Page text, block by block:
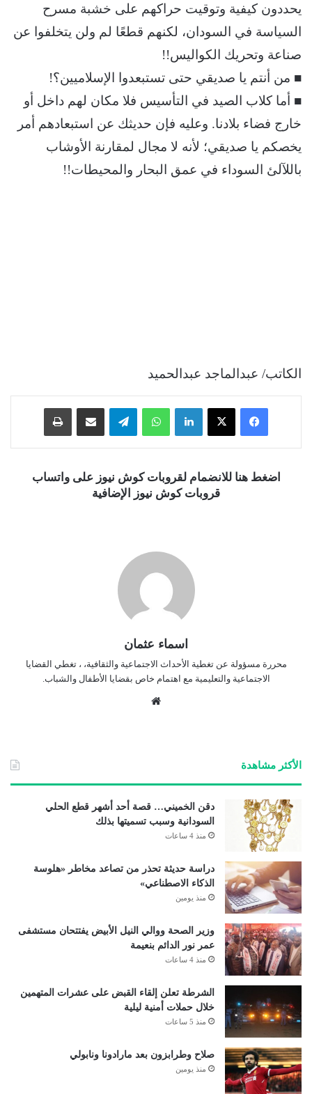
يحددون كيفية وتوقيت حراكهم على خشبة مسرح
السياسة في السودان، لكنهم قطعًا لم ولن يتخلفوا عن
صناعة وتحريك الكواليس!!
■ من أنتم يا صديقي حتى تستبعدوا الإسلاميين؟!
■ أما كلاب الصيد في التأسيس فلا مكان لهم داخل أو
خارج فضاء بلادنا. وعليه فإن حديثك عن استبعادهم أمر
يخصكم يا صديقي؛ لأنه لا مجال لمقارنة الأوشاب
باللآلئ السوداء في عمق البحار والمحيطات!!
الكاتب/ عبدالماجد عبدالحميد
فيسبوك ‫X لينكدإن واتساب تيلقرام
اضغط هنا للانضمام لقروبات كوش نيوز على واتساب
قروبات كوش نيوز الإضافية
اسماء عثمان
محررة مسؤولة عن تغطية الأحداث الاجتماعية والثقافية، ، تغطي القضايا
الاجتماعية والتعليمية مع اهتمام خاص بقضايا الأطفال والشباب.
الأكثر مشاهدة
دقن الخميني… قصة أحد أشهر قطع الحلي
السودانية وسبب تسميتها بذلك
منذ 4 ساعات
دراسة حديثة تحذر من تصاعد مخاطر «هلوسة
الذكاء الاصطناعي»
منذ يومين
وزير الصحة ووالي النيل الأبيض يفتتحان مستشفى
عمر نور الدائم بنعيمة
منذ 4 ساعات
الشرطة تعلن إلقاء القبض على عشرات المتهمين
خلال حملات أمنية ليلية
منذ 5 ساعات
صلاح وطرابزون بعد مارادونا ونابولي
منذ يومين